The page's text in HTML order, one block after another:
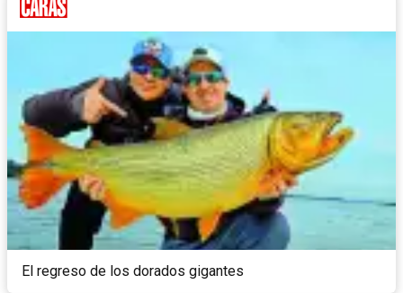
El regreso de los dorados gigantes